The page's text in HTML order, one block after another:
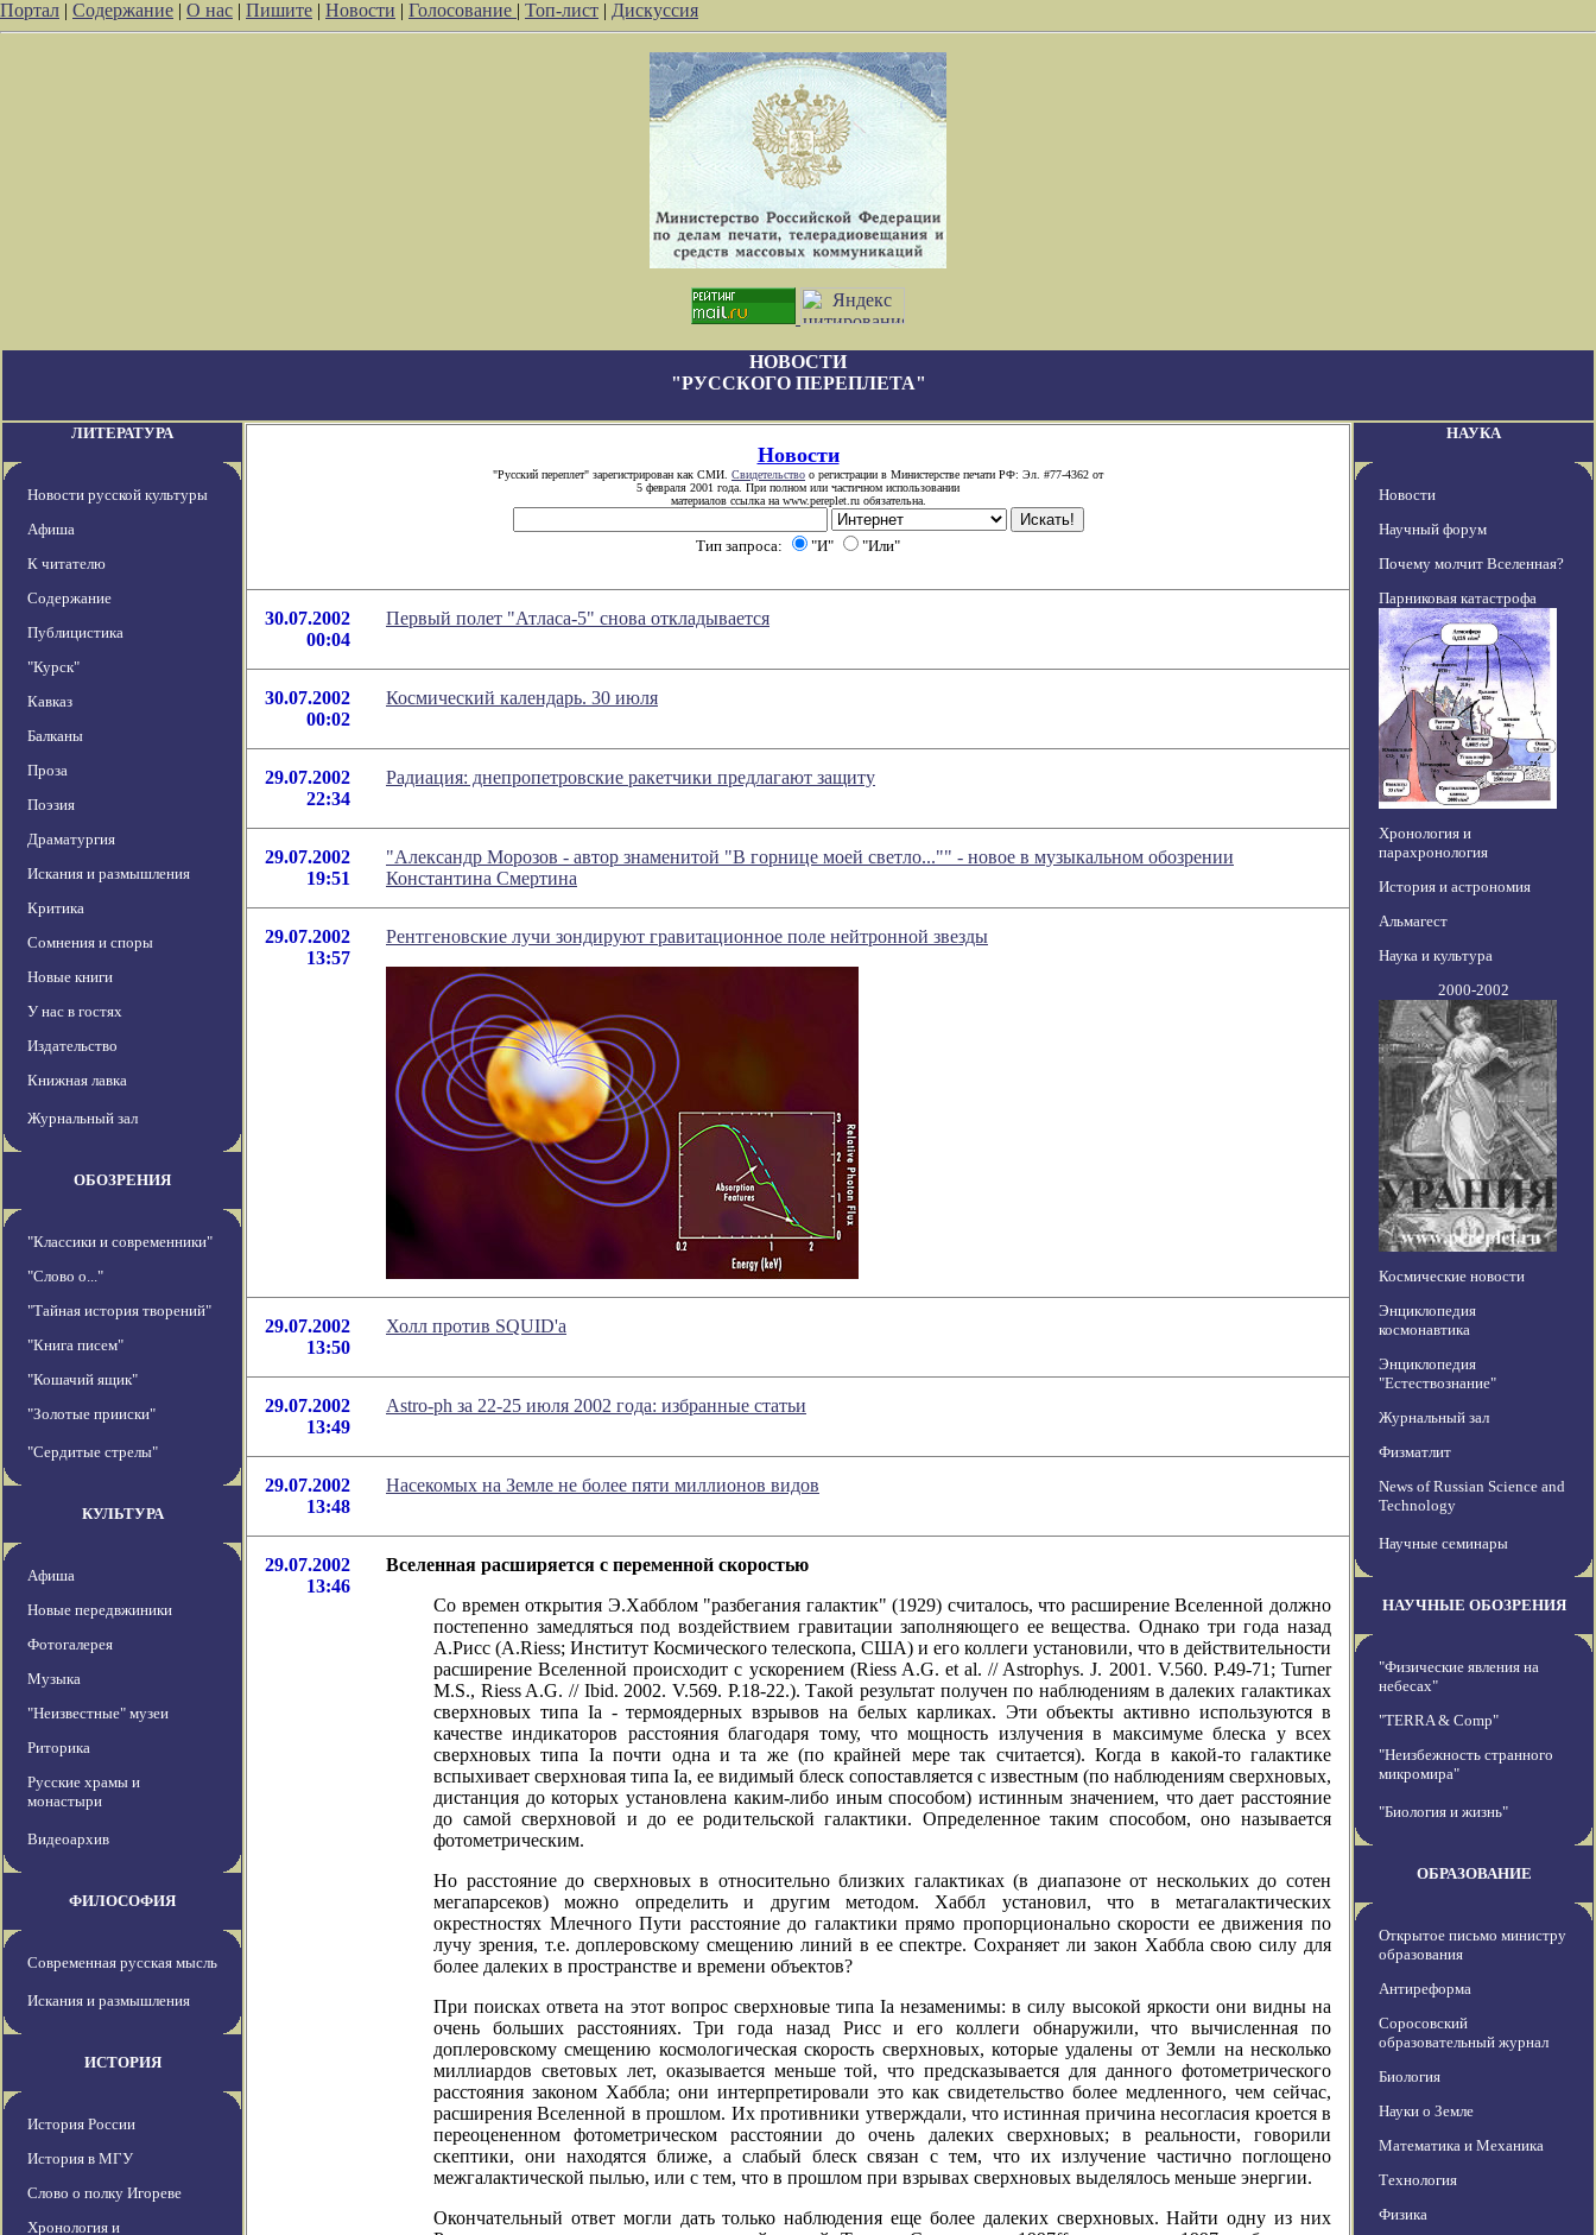
Портал | Содержание | О нас | Пишите | Новости | Голосование | Топ-лист | Дискуссия
НОВОСТИ
"РУССКОГО ПЕРЕПЛЕТА"
ЛИТЕРАТУРА
Новости русской культуры
Афиша
К читателю
Содержание
Публицистика
"Курск"
Кавказ
Балканы
Проза
Поэзия
Драматургия
Искания и размышления
Критика
Сомнения и споры
Новые книги
У нас в гостях
Издательство
Книжная лавка
Журнальный зал
ОБОЗРЕНИЯ
"Классики и современники"
"Слово о..."
"Тайная история творений"
"Книга писем"
"Кошачий ящик"
"Золотые прииски"
"Сердитые стрелы"
КУЛЬТУРА
Афиша
Новые передвжиники
Фотогалерея
Музыка
"Неизвестные" музеи
Риторика
Русские храмы и
монастыри
Видеоархив
ФИЛОСОФИЯ
Современная русская мысль
Искания и размышления
ИСТОРИЯ
История России
История в МГУ
Слово о полку Игореве
Хронология и
Новости
"Русский переплет" зарегистрирован как СМИ. Свидетельство о регистрации в Министерстве печати РФ: Эл. #77-4362 от
5 февраля 2001 года. При полном или частичном использовании
материалов ссылка на www.pereplet.ru обязательна.
Тип запроса: "И" "Или"
30.07.2002
00:04
Первый полет "Атласа-5" снова откладывается
30.07.2002
00:02
Космический календарь. 30 июля
29.07.2002
22:34
Радиация: днепропетровские ракетчики предлагают защиту
29.07.2002
19:51
"Александр Морозов - автор знаменитой "В горнице моей светло..."" - новое в музыкальном обозрении
Константина Смертина
29.07.2002
13:57
Рентгеновские лучи зондируют гравитационное поле нейтронной звезды
29.07.2002
13:50
Холл против SQUID'а
29.07.2002
13:49
Astro-ph за 22-25 июля 2002 года: избранные статьи
29.07.2002
13:48
Насекомых на Земле не более пяти миллионов видов
29.07.2002
13:46
Вселенная расширяется с переменной скоростью
Со времен открытия Э.Хабблом "разбегания галактик" (1929) считалось, что расширение Вселенной должно
постепенно замедляться под воздействием гравитации заполняющего ее вещества. Однако три года назад
А.Рисс (A.Riess; Институт Космического телескопа, США) и его коллеги установили, что в действительности
расширение Вселенной происходит с ускорением (Riess A.G. et al. // Astrophys. J. 2001. V.560. P.49-71; Turner
M.S., Riess A.G. // Ibid. 2002. V.569. P.18-22.). Такой результат получен по наблюдениям в далеких галактиках
сверхновых типа Iа - термоядерных взрывов на белых карликах. Эти объекты активно используются в
качестве индикаторов расстояния благодаря тому, что мощность излучения в максимуме блеска у всех
сверхновых типа Ia почти одна и та же (по крайней мере так считается). Когда в какой-то галактике
вспыхивает сверхновая типа Ia, ее видимый блеск сопоставляется с известным (по наблюдениям сверхновых,
дистанция до которых установлена каким-либо иным способом) истинным значением, что дает расстояние
до самой сверхновой и до ее родительской галактики. Определенное таким способом, оно называется
фотометрическим.
Но расстояние до сверхновых в относительно близких галактиках (в диапазоне от нескольких до сотен
мегапарсеков) можно определить и другим методом. Хаббл установил, что в метагалактических
окрестностях Млечного Пути расстояние до галактики прямо пропорционально скорости ее движения по
лучу зрения, т.е. доплеровскому смещению линий в ее спектре. Сохраняет ли закон Хаббла свою силу для
более далеких в пространстве и времени объектов?
При поисках ответа на этот вопрос сверхновые типа Ia незаменимы: в силу высокой яркости они видны на
очень больших расстояниях. Три года назад Рисс и его коллеги обнаружили, что вычисленная по
доплеровскому смещению космологическая скорость сверхновых, которые удалены от Земли на несколько
миллиардов световых лет, оказывается меньше той, что предсказывается для данного фотометрического
расстояния законом Хаббла; они интерпретировали это как свидетельство более медленного, чем сейчас,
расширения Вселенной в прошлом. Их противники утверждали, что истинная причина несогласия кроется в
переоцененном фотометрическом расстоянии до очень далеких сверхновых; в реальности, говорили
скептики, они находятся ближе, а слабый блеск связан с тем, что их излучение частично поглощено
межгалактической пылью, или с тем, что в прошлом при взрывах сверхновых выделялось меньше энергии.
Окончательный ответ могли дать только наблюдения еще более далеких сверхновых. Найти одну из них
НАУКА
Новости
Научный форум
Почему молчит Вселенная?
Парниковая катастрофа
Хронология и
парахронология
История и астрономия
Альмагест
Наука и культура
2000-2002
Космические новости
Энциклопедия
космонавтика
Энциклопедия
"Естествознание"
Журнальный зал
Физматлит
News of Russian Science and
Technology
Научные семинары
НАУЧНЫЕ ОБОЗРЕНИЯ
"Физические явления на
небесах"
"TERRA & Comp"
"Неизбежность странного
микромира"
"Биология и жизнь"
ОБРАЗОВАНИЕ
Открытое письмо министру
образования
Антиреформа
Соросовский
образовательный журнал
Биология
Науки о Земле
Математика и Механика
Технология
Физика